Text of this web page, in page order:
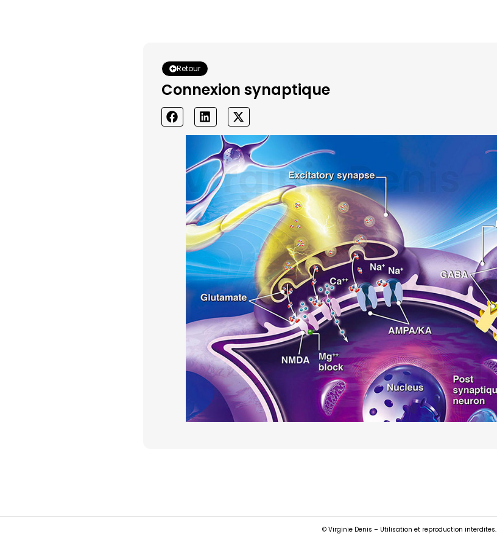
Retour
Connexion synaptique
© Virginie Denis – Utilisation et reproduction interdites.